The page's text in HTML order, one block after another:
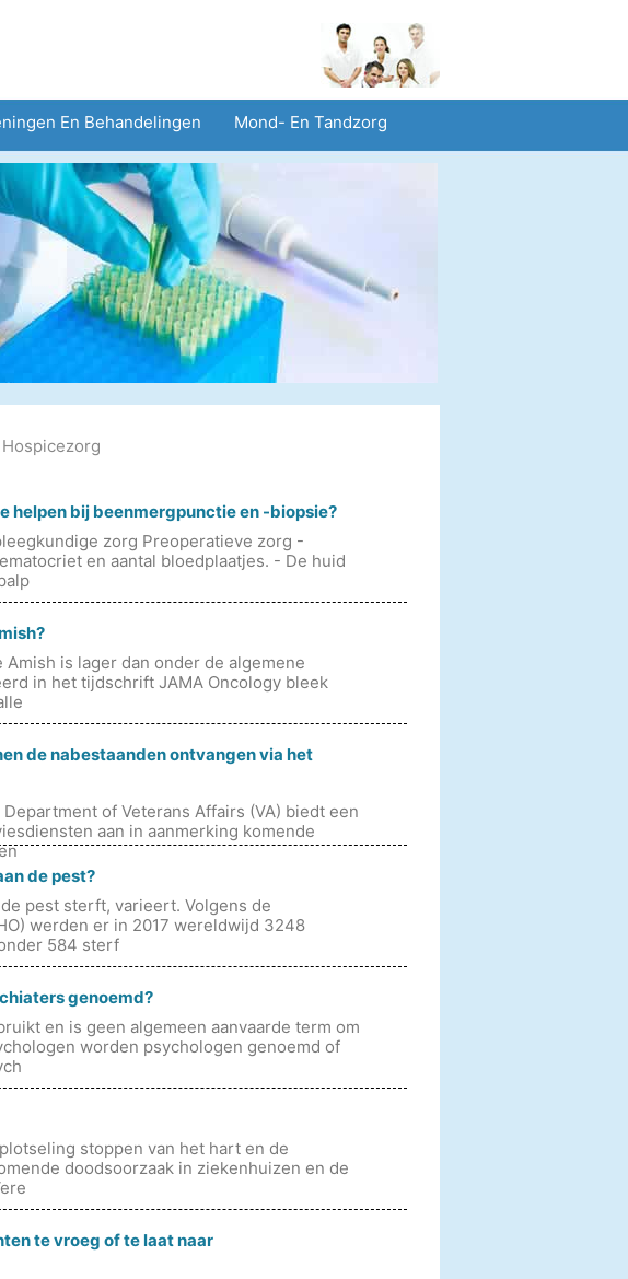
En Behandelingen Mond- En Tandzorg
Volksgezondheid En Veiligheid
Hospicezorg
helpen bij beenmergpunctie en -biopsie?
zorg Preoperatieve zorg -
en aantal bloedplaatjes. - De huid
is lager dan onder de algemene
in het tijdschrift JAMA Oncology bleek
de nabestaanden ontvangen via het
of Veterans Affairs (VA) biedt een
aan in aanmerking komende
de pest?
pest sterft, varieert. Volgens de
werden er in 2017 wereldwijd 3248
584 sterf
genoemd?
en is geen algemeen aanvaarde term om
worden psychologen genoemd of
stoppen van het hart en de
doodsoorzaak in ziekenhuizen en de
te vroeg of te laat naar